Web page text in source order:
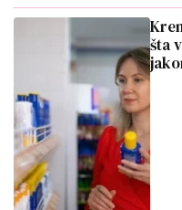
šta